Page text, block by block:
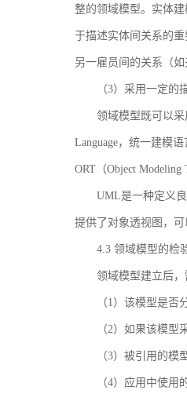
整的领域模型。实体
于描述实体间关系的
另一雇员间的关系（
（3）采用一定
领域模型既可以
Language，统一建模
ORT（Object
UML是一种定义
提供了对象透视图，
4.3 领域模型的检
领域模型建立后
（1）该模型是
（2）如果该模
（3）被引用的模
（4）应用中使用